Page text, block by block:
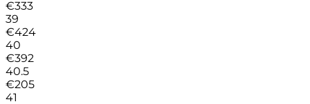
€333
39
€424
40
€392
40.5
€205
41